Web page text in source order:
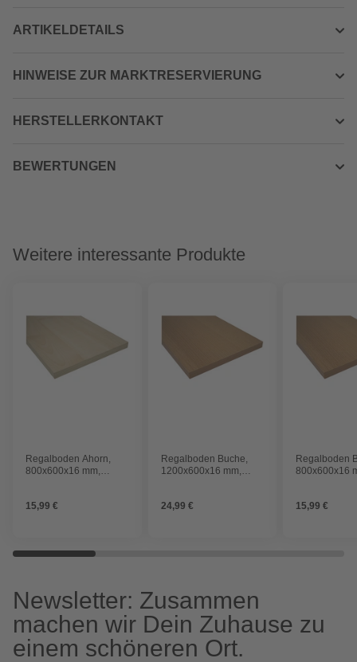
ARTIKELDETAILS
HINWEISE ZUR MARKTRESERVIERUNG
HERSTELLERKONTAKT
BEWERTUNGEN
Weitere interessante Produkte
Regalboden Ahorn,
800x600x16 mm,
15,99 €
Regalboden Buche,
1200x600x16 mm,
24,99 €
Regalboden
800x600x16
15,99 €
Newsletter: Zusammen
machen wir Dein Zuhause zu
einem schöneren Ort.